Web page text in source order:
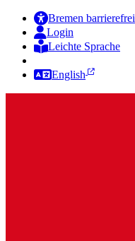
Bremen barrierefrei
Login
Leichte Sprache
English